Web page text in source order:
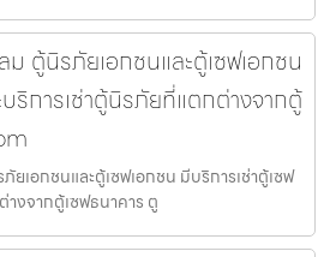
ตู้นิรภัยเอกชนและตู้เซฟเอกชน
บริการเช่าตู้นิรภัยที่แตกต่างจากตู้
เอกชนและตู้เซฟเอกชน มีบริการเช่าตู้เซฟ
งจากตู้เซฟธนาคาร ตู